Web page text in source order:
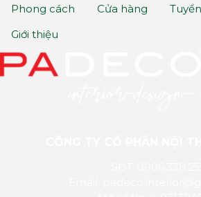
Phong cách
Cửa hàng
Giới thiệu